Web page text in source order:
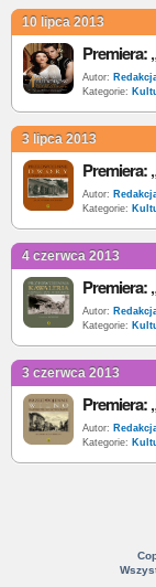
10 lipca 2013
Autor:
Kategorie:
3 lipca 2013
Autor:
Kategorie:
4 czerwca 2013
Autor:
Kategorie:
3 czerwca 2013
Autor:
Kategorie: